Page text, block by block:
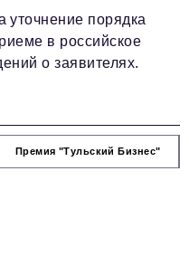
порядка
в российское
о заявителях.
Премия "Тульский Бизнес"